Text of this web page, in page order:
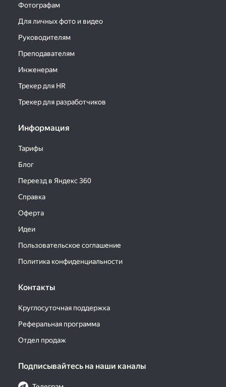
Фотографам
Для личных фото и видео
Руководителям
Преподавателям
Инженерам
Трекер для HR
Трекер для разработчиков
Информация
Тарифы
Блог
Переезд в Яндекс 360
Справка
Оферта
Идеи
Пользовательское соглашение
Политика конфиденциальности
Контакты
Круглосуточная поддержка
Реферальная программа
Отдел продаж
Подписывайтесь на наши каналы